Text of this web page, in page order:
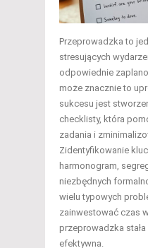
Przeprowadzka to
stresujących
odpowiednie
może znacznie to
sukcesu jest
checklisty, która
zadania i
Zidentyfikowanie
harmonogram,
niezbędnych
wielu typowych
zainwestować czas
przeprowadzka
efektywna.